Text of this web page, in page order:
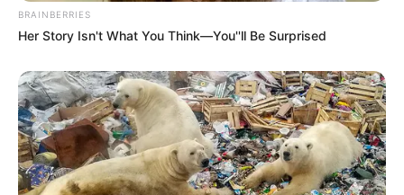
Γιατί μπορεί να μην παίζεις με τη δημόσια υγεία αλλά
ελευθερία! Παίζεις με την ισότητα και τα ανθρώπινα
δικαιώματα. Παίζεις με τις ανθρώπινες διακρίσεις.
Παίζεις, άθελά σου, το παιχνίδι αυτών που μας
κυβερνούν, οι οποίοι θέλουν να μας χωρίσουν σε
“καθαρούς” και “μολυσμένους”. Αυτός που δεν έχει κάνει
το μπόλι συμπαθέστατε Πάνο, δεν είναι “μολυσμένος”.
BRAINBERRIES
Her Story Isn't What You Think—You''ll Be Surprised